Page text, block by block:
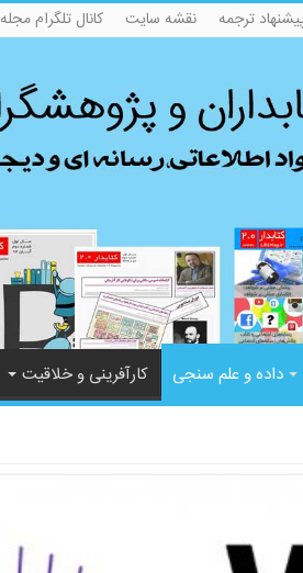
ترجمه نقشه سایت کانال تلگرام مجله
داده و علم سنجی کارآفرینی و خلاقیت